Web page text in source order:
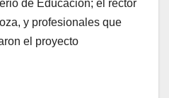
de Educación; el rector
y profesionales que
el proyecto